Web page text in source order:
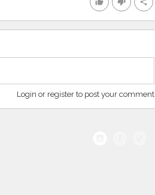
thumb_up thumb_down share
Login or register to post your comment